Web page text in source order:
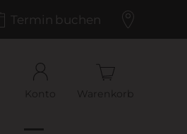
Termin buchen
Konto
Warenkorb